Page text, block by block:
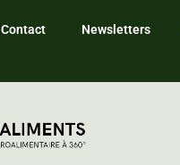
Contact Newsletters